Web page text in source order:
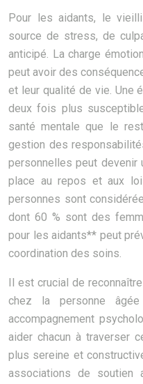
Pour les aidants, le
source de stress, de
anticipé. La charge
peut avoir des
et leur qualité de vie. Une
deux fois plus
santé mentale que le
gestion des
personnelles peut devenir
place au repos et aux
personnes sont
dont 60 % sont des
pour les aidants** peut
coordination des soins.
Il est crucial de
chez la personne
accompagnement
aider chacun à traverser
plus sereine et
associations de soutien